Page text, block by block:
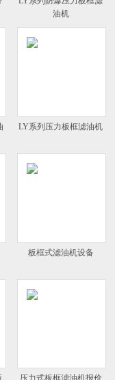
油机
LY系列压力板框滤油机
板框式滤油机设备